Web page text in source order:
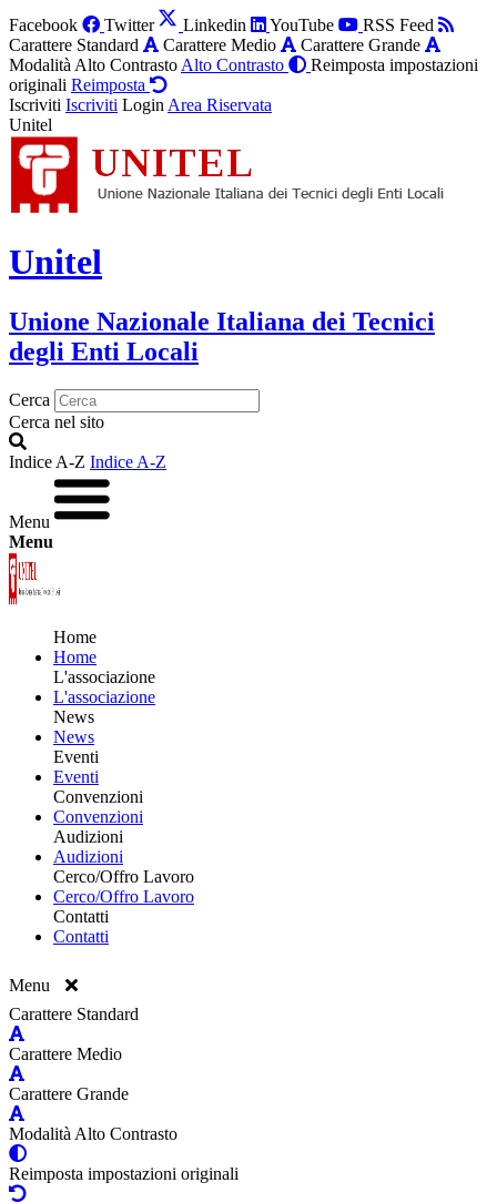
Facebook Twitter Linkedin YouTube
RSS Feed
Carattere Standard
Carattere Medio
Carattere Grande
Modalità Alto Contrasto Alto Contrasto
Reimposta impostazioni
originali Reimposta
Iscriviti Iscriviti Login Area Riservata
Unitel
Unitel
Unione Nazionale Italiana dei Tecnici
degli Enti Locali
Cerca
Cerca nel sito
Indice A-Z Indice A-Z
Menu
Menu
Home
Home
L'associazione
L'associazione
News
News
Eventi
Eventi
Convenzioni
Convenzioni
Audizioni
Audizioni
Cerco/Offro Lavoro
Cerco/Offro Lavoro
Contatti
Contatti
Menu
Carattere Standard
Carattere Medio
Carattere Grande
Modalità Alto Contrasto
Reimposta impostazioni originali